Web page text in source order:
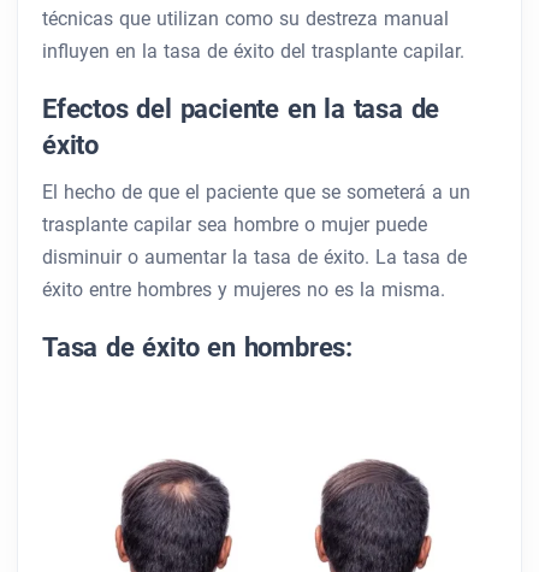
técnicas que utilizan como su destreza manual
influyen en la tasa de éxito del trasplante capilar.
Efectos del paciente en la tasa de
éxito
El hecho de que el paciente que se someterá a un
trasplante capilar sea hombre o mujer puede
disminuir o aumentar la tasa de éxito. La tasa de
éxito entre hombres y mujeres no es la misma.
Tasa de éxito en hombres: